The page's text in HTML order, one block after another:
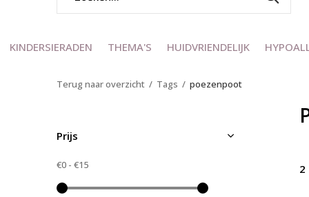
KINDERSIERADEN THEMA'S HUIDVRIENDELIJK
Terug naar overzicht Tags poezenpoot
2
Prijs
€0 - €15